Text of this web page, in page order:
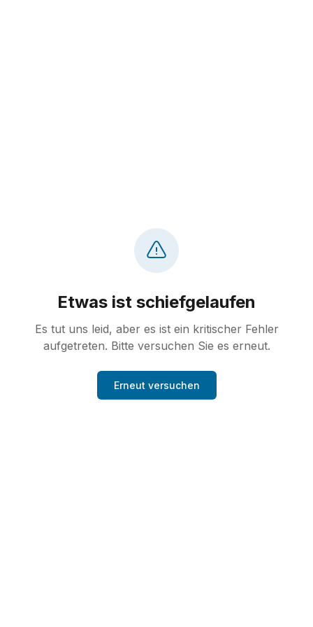
Etwas ist schiefgelaufen
Es tut uns leid, aber es ist ein kritischer Fehler
aufgetreten. Bitte versuchen Sie es erneut.
Erneut versuchen